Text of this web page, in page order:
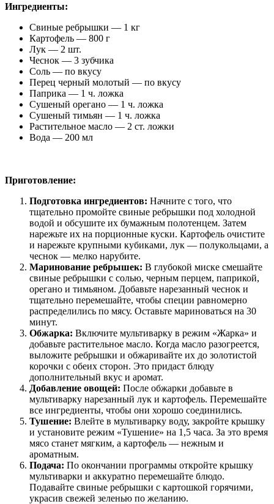
Ингредиенты:
Свиные ребрышки — 1 кг
Картофель — 800 г
Лук — 2 шт.
Чеснок — 3 зубчика
Соль — по вкусу
Перец черный молотый — по вкусу
Паприка — 1 ч. ложка
Сушеный орегано — 1 ч. ложка
Сушеный тимьян — 1 ч. ложка
Растительное масло — 2 ст. ложки
Вода — 200 мл
Приготовление:
Подготовка ингредиентов: Начните с того, что
тщательно промойте свиные ребрышки под холодной
водой и обсушите их бумажным полотенцем. Затем
нарежьте их на порционные куски. Картофель очистите
и нарежьте крупными кубиками, лук — полукольцами, а
чеснок — мелко нарубите.
Маринование ребрышек: В глубокой миске смешайте
свиные ребрышки с солью, черным перцем, паприкой,
орегано и тимьяном. Добавьте нарезанный чеснок и
тщательно перемешайте, чтобы специи равномерно
распределились по мясу. Оставьте мариноваться на 30
минут.
Обжарка: Включите мультиварку в режим «Жарка» и
добавьте растительное масло. Когда масло разогреется,
выложите ребрышки и обжаривайте их до золотистой
корочки с обеих сторон. Это придаст блюду
дополнительный вкус и аромат.
Добавление овощей: После обжарки добавьте в
мультиварку нарезанный лук и картофель. Перемешайте
все ингредиенты, чтобы они хорошо соединились.
Тушение: Влейте в мультиварку воду, закройте крышку
и установите режим «Тушение» на 1,5 часа. За это время
мясо станет мягким, а картофель — нежным и
ароматным.
Подача: По окончании программы откройте крышку
мультиварки и аккуратно перемешайте блюдо.
Подавайте свиные ребрышки с картошкой горячими,
украсив свежей зеленью по желанию.